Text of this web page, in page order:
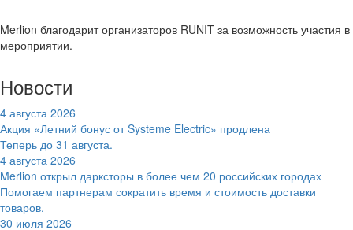
Merlion благодарит организаторов RUNIT за возможность участия в
мероприятии.
Новости
4 августа 2026
Акция «Летний бонус от Systeme Electric» продлена
Теперь до 31 августа.
4 августа 2026
Merlion открыл дарксторы в более чем 20 российских городах
Помогаем партнерам сократить время и стоимость доставки
товаров.
30 июля 2026